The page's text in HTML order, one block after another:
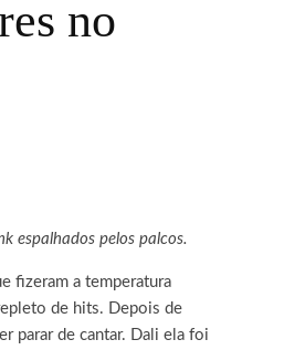
no
espalhados pelos palcos.
fizeram a temperatura
de hits. Depois de
parar de cantar. Dali ela foi